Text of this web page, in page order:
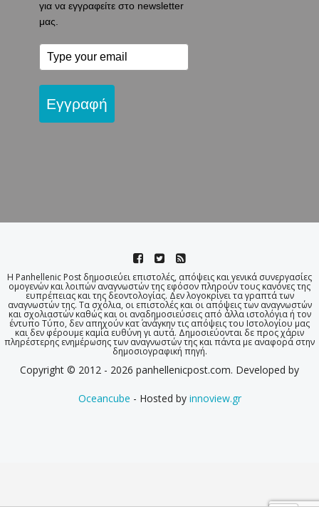
για να εγγραφείτε στο newsletter
μας.
Εγγραφή
Η Panhellenic Post δημοσιεύει επιστολές, απόψεις και γενικά συνεργασίες
ομογενών και λοιπών αναγνωστών της εφόσον πληρούν τους κανόνες της
ευπρέπειας και της δεοντολογίας. Δεν λογοκρίνει τα γραπτά των
αναγνωστών της. Τα σχόλια, οι επιστολές και οι απόψεις των αναγνωστών
και σχολιαστών καθώς και οι αναδημοσιεύσεις από άλλα ιστολόγια ή τον
έντυπο Τύπο, δεν απηχούν κατ΄ ανάγκην τις απόψεις του Ιστολογίου μας
και δεν φέρουμε καμία ευθύνη γι αυτά. Δημοσιεύονται δε προς χάριν
πληρέστερης ενημέρωσης των αναγνωστών της και πάντα με αναφορά στην
δημοσιογραφική πηγή.
Copyright © 2012 - 2026 panhellenicpost.com. Developed by
Oceancube - Hosted by innoview.gr